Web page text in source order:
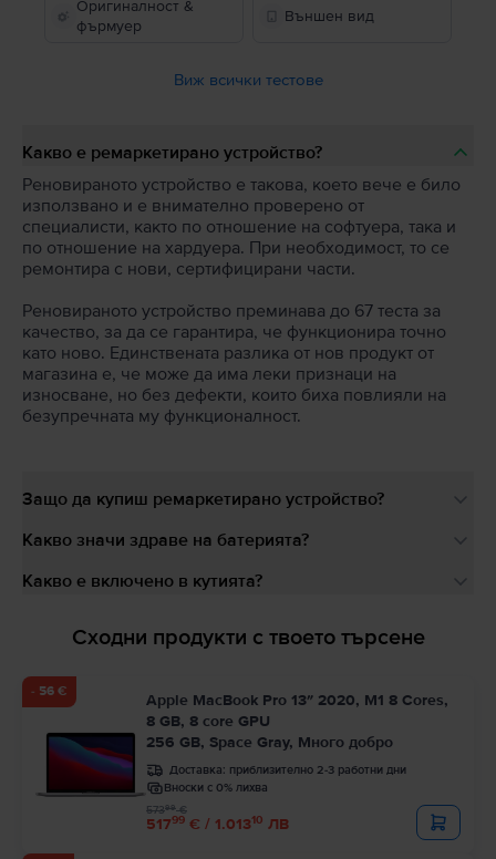
Оригиналност &
фърмуер
Външен вид
Виж всички тестове
Какво е ремаркетирано устройство?
Реновираното устройство е такова, което вече е било
използвано и е внимателно проверено от
специалисти, както по отношение на софтуера, така и
по отношение на хардуера. При необходимост, то се
ремонтира с нови, сертифицирани части.
Реновираното устройство преминава до 67 теста за
качество, за да се гарантира, че функционира точно
като ново. Единствената разлика от нов продукт от
магазина е, че може да има леки признаци на
износване, но без дефекти, които биха повлияли на
безупречната му функционалност.
Защо да купиш ремаркетирано устройство?
Какво значи здраве на батерията?
Какво е включено в кутията?
Сходни продукти с твоето търсене
- 56 €
Apple MacBook Pro 13″ 2020, M1 8 Cores,
8 GB, 8 core GPU
256 GB, Space Gray, Много добро
Доставка: приблизително 2-3 работни дни
Вноски с 0% лихва
51799 € / 1.01310 ЛВ
57399€